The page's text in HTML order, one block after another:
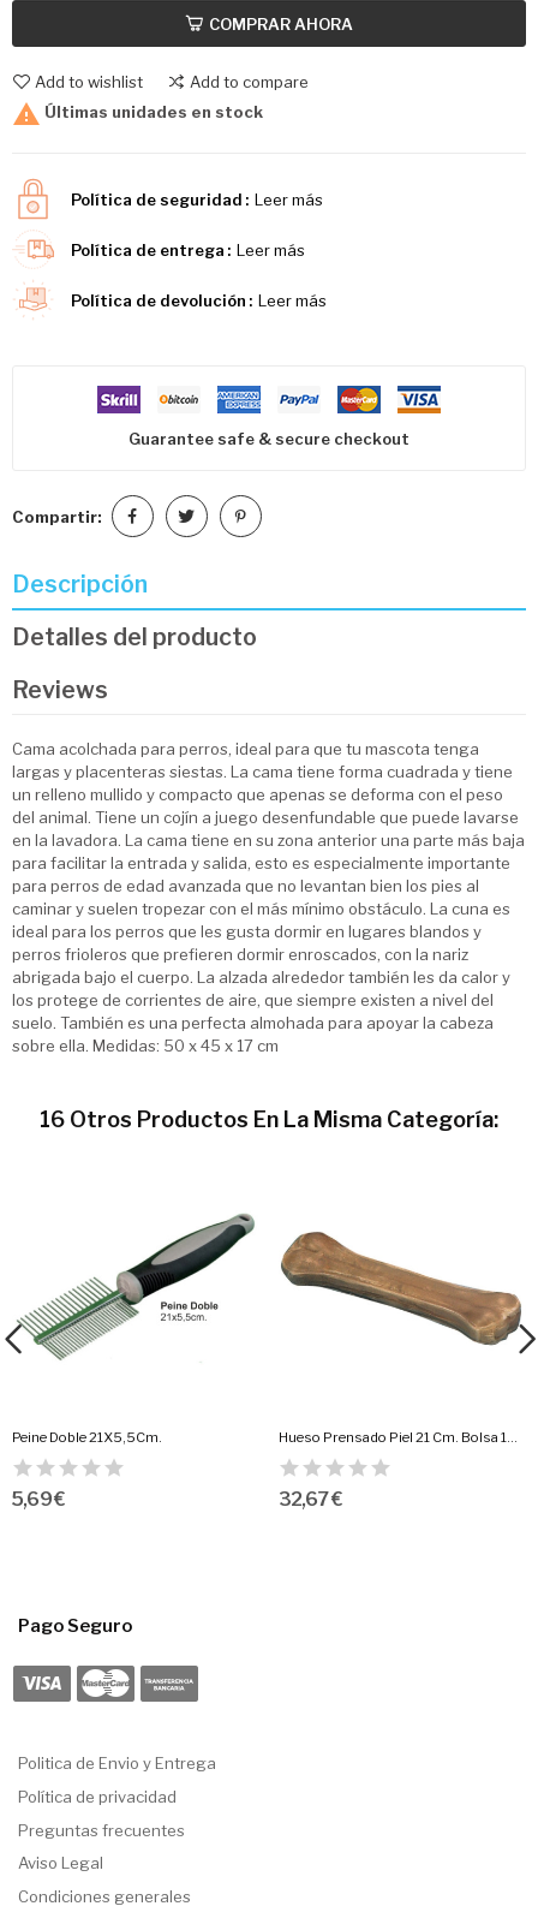
COMPRAR AHORA
Add to wishlist Add to compare
 Últimas unidades en stock
Política de seguridad Leer más
Política de entrega Leer más
Política de devolución Leer más
Guarantee safe & secure checkout
Compartir:
Descripción
Detalles del producto
Reviews
Cama acolchada para perros, ideal para que tu mascota tenga
largas y placenteras siestas. La cama tiene forma cuadrada y tiene
un relleno mullido y compacto que apenas se deforma con el peso
del animal. Tiene un cojín a juego desenfundable que puede lavarse
en la lavadora. La cama tiene en su zona anterior una parte más baja
para facilitar la entrada y salida, esto es especialmente importante
para perros de edad avanzada que no levantan bien los pies al
caminar y suelen tropezar con el más mínimo obstáculo. La cuna es
ideal para los perros que les gusta dormir en lugares blandos y
perros frioleros que prefieren dormir enroscados, con la nariz
abrigada bajo el cuerpo. La alzada alrededor también les da calor y
los protege de corrientes de aire, que siempre existen a nivel del
suelo. También es una perfecta almohada para apoyar la cabeza
sobre ella. Medidas: 50 x 45 x 17 cm
16 Otros Productos En La Misma Categoría:
Peine Doble 21X5,5Cm.
5,69 €
Hueso Prensado Piel 21 Cm. Bolsa 10 Uds.
32,67 €
Pago Seguro
Politica de Envio y Entrega
Política de privacidad
Preguntas frecuentes
Aviso Legal
Condiciones generales